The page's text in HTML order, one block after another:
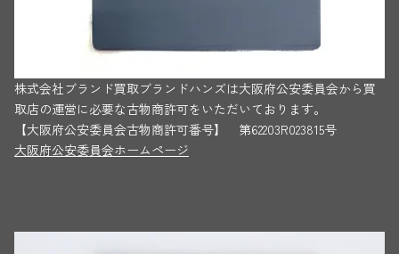
株式会社ブランド買取ブランドハンズは大阪府公安委員会から買
取店の運営に必要な古物商許可をいただいております。
【大阪府公安委員会古物商許可番号】 第62203R023815号
大阪府公安委員会ホームページ